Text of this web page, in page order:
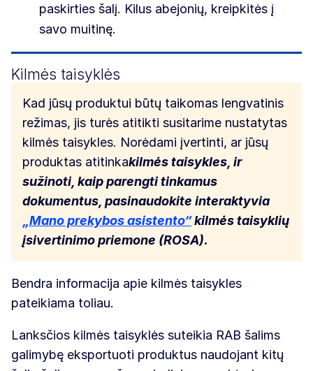
paskirties šalį. Kilus abejonių, kreipkitės į
savo muitinę.
Kilmės taisyklės
Kad jūsų produktui būtų taikomas lengvatinis
režimas, jis turės atitikti susitarime nustatytas
kilmės taisykles. Norėdami įvertinti, ar jūsų
produktas atitinkakilmės taisykles, ir
sužinoti, kaip parengti tinkamus
dokumentus, pasinaudokite interaktyvia
„Mano prekybos asistento“kilmės taisyklių
įsivertinimo priemone (ROSA).
Bendra informacija apie kilmės taisykles
pateikiama toliau.
Lanksčios kilmės taisyklės suteikia RAB šalims
galimybę eksportuoti produktus naudojant kitų